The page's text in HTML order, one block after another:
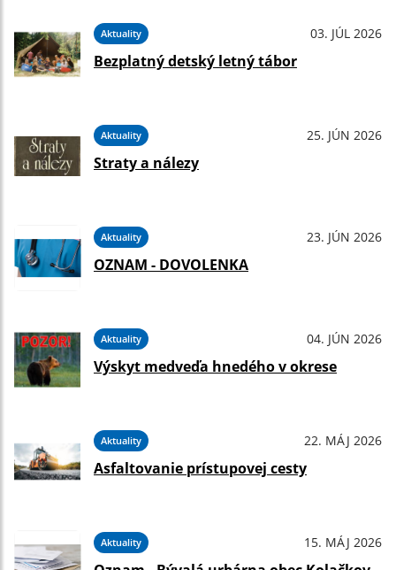
Aktuality 03. JÚL 2026
Bezplatný detský letný tábor
Aktuality 25. JÚN 2026
Straty a nálezy
Aktuality 23. JÚN 2026
OZNAM - DOVOLENKA
Aktuality 04. JÚN 2026
Výskyt medveďa hnedého v okrese
Aktuality 22. MÁJ 2026
Asfaltovanie prístupovej cesty
Aktuality 15. MÁJ 2026